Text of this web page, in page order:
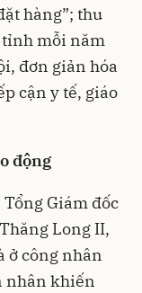
hàng”; thu
tỉnh mỗi năm
đơn giản hóa
cận y tế, giáo
động
Giám đốc
Long II,
ở công nhân
nhân khiến